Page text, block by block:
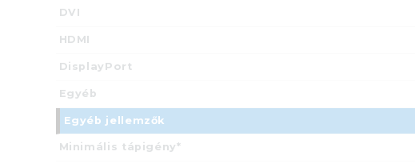
DVI
HDMI
DisplayPort
Egyéb
Egyéb jellemzők
Minimális tápigény*